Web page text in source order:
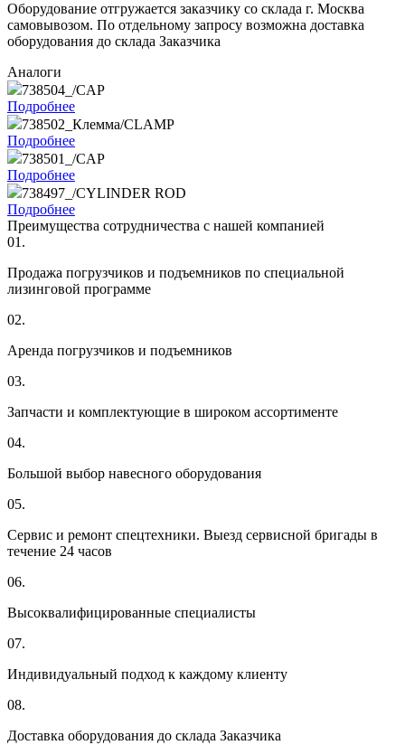
Оборудование отгружается заказчику со склада г. Москва
самовывозом. По отдельному запросу возможна доставка
оборудования до склада Заказчика
Аналоги
738504_/CAP
Подробнее
738502_Клемма/CLAMP
Подробнее
738501_/CAP
Подробнее
738497_/CYLINDER ROD
Подробнее
Преимущества сотрудничества с нашей компанией
01.
Продажа погрузчиков и подъемников по специальной
лизинговой программе
02.
Аренда погрузчиков и подъемников
03.
Запчасти и комплектующие в широком ассортименте
04.
Большой выбор навесного оборудования
05.
Сервис и ремонт спецтехники. Выезд сервисной бригады в
течение 24 часов
06.
Высоквалифицированные специалисты
07.
Индивидуальный подход к каждому клиенту
08.
Доставка оборудования до склада Заказчика